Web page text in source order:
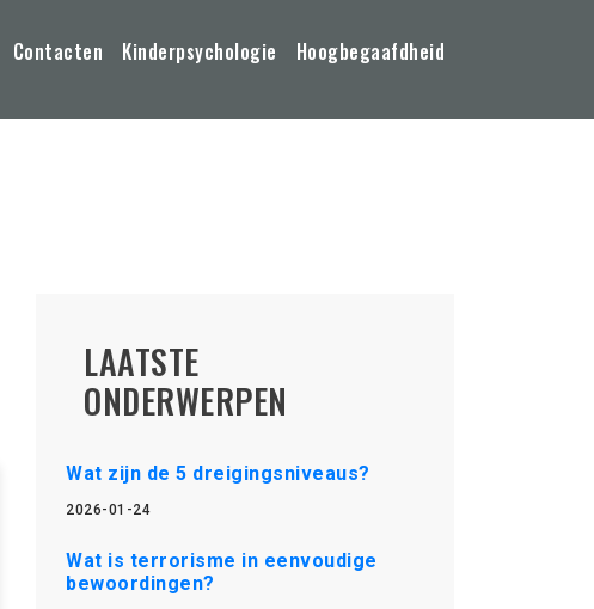
Contacten Kinderpsychologie Hoogbegaafdheid
LAATSTE
ONDERWERPEN
Wat zijn de 5 dreigingsniveaus?
2026-01-24
Wat is terrorisme in eenvoudige
bewoordingen?